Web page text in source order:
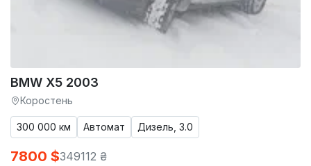
BMW X5 2003
Коростень
300 000 км Автомат Дизель, 3.0
7800 $349112 ₴